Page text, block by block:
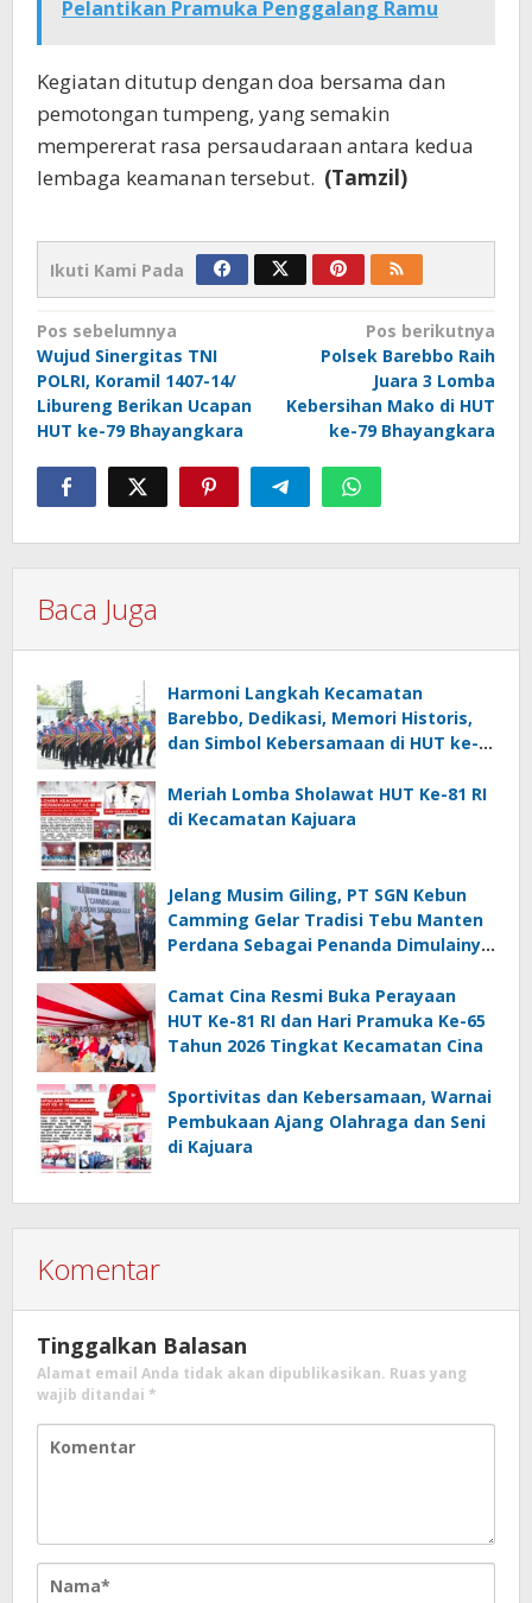
Pelantikan Pramuka Penggalang Ramu
Kegiatan ditutup dengan doa bersama dan
pemotongan tumpeng, yang semakin
mempererat rasa persaudaraan antara kedua
lembaga keamanan tersebut. (Tamzil)
Ikuti Kami Pada
Navigasi
pos
Pos sebelumnya
Wujud Sinergitas TNI
POLRI, Koramil 1407-14/
Libureng Berikan Ucapan
HUT ke-79 Bhayangkara
Pos berikutnya
Polsek Barebbo Raih
Juara 3 Lomba
Kebersihan Mako di HUT
ke-79 Bhayangkara
Baca Juga
Harmoni Langkah Kecamatan
Barebbo, Dedikasi, Memori Historis,
dan Simbol Kebersamaan di HUT ke-
Meriah Lomba Sholawat HUT Ke-81 RI
di Kecamatan Kajuara
Jelang Musim Giling, PT SGN Kebun
Camming Gelar Tradisi Tebu Manten
Perdana Sebagai Penanda Dimulainya
Camat Cina Resmi Buka Perayaan
HUT Ke-81 RI dan Hari Pramuka Ke-65
Tahun 2026 Tingkat Kecamatan Cina
Sportivitas dan Kebersamaan, Warnai
Pembukaan Ajang Olahraga dan Seni
di Kajuara
Komentar
Tinggalkan Balasan
Alamat email Anda tidak akan dipublikasikan. Ruas yang
wajib ditandai *